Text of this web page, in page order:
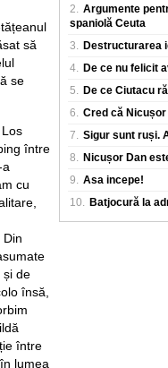
să
se
între
cu
și de
însă,
între
lumea
Inteligența
avertizează:
Experții in
accelerata a
autoritaților de a o
2. Argumente
spaniolă Ceuta
3. Destructurarea
4. De ce nu felicit
5. De ce Ciutacu
6. Cred că
7. Sigur sunt ruși.
8. Nicușor Dan
9. Asa incepe!
10. Batjocură la